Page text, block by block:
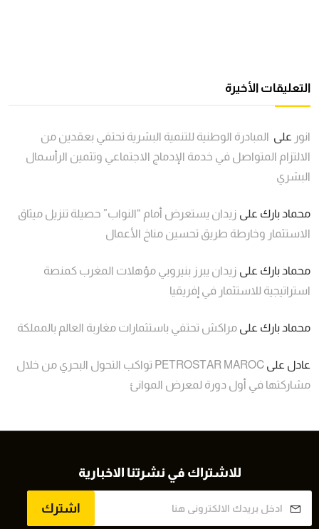
التعليقات الأخيرة
انور على المبادرة الوطنية للتنمية البشرية تحتفي بعقدين من
الالتزام المتواصل في خدمة الإدماج الاجتماعي وتثمين الرأسمال
البشري
محماد بارك على زيدان يستعرض أمام “النواب” حصيلة تنزيل ميثاق
الاستثمار وخارطة طريق تحسين مناخ الأعمال
محماد بارك على زيدان يبرز بنيروبي مؤهلات المغرب كمنصة
استراتيجية للاستثمار في إفريقيا
محماد بارك على مراكش تحتفي باستثمارات مغاربة العالم بالمملكة
عادل على
PETROSTAR MAROC تواكب التحول البحري من خلال
مشاركتها في أول دورة لمعرض الموانئ
للاشتراك في نشرتنا الاخبارية
اشترك